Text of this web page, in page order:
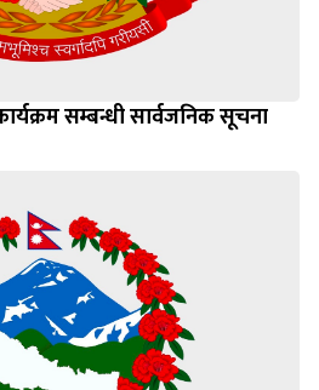
सम्बन्धी सार्वजनिक सूचना